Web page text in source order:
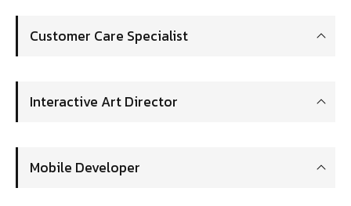
Customer Care Specialist
Interactive Art Director
Mobile Developer